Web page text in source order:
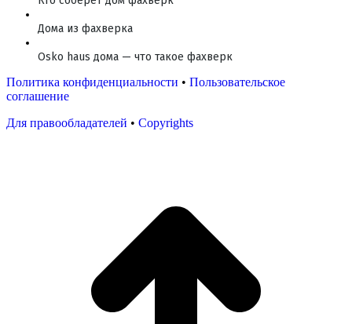
Дома из фахверка
Osko haus дома — что такое фахверк
Политика конфиденциальности • Пользовательское
соглашение
Для правообладателей • Copyrights